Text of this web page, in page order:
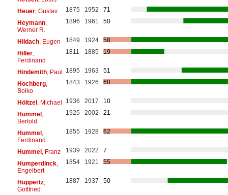
Heuer, Gustav 1875 1952
71
Heymann,
Werner R.
1896 1961 50
Hildach, Eugen 1849 1924
58
Hiller,
Ferdinand
1811 1885 19
Hindemith, Paul 1895 1963
51
Hochberg,
Bolko
1843 1926 60
Höltzel, Michael 1936 2017
10
Hummel,
Bertold
1925 2002 21
Hummel,
Ferdinand
1855 1928 62
Hummel, Franz 1939 2022
7
Humperdinck,
Engelbert
1854 1921 55
Huppertz,
Gottfried
1887 1937 50